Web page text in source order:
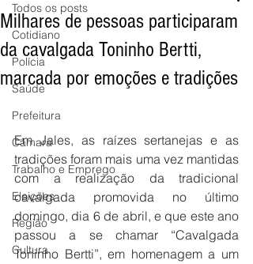
Todos os posts
Cotidiano
Polícia
Saúde
Prefeitura
Câmara
Trabalho e Emprego
Eleições
Região
Cultura
Milhares de pessoas participaram
da cavalgada Toninho Bertti,
marcada por emoções e tradições
Em Jales, as raízes sertanejas e as
tradições foram mais uma vez mantidas
com a realização da tradicional
cavalgada promovida no último
domingo, dia 6 de abril, e que este ano
passou a se chamar “Cavalgada
Toninho Bertti”, em homenagem a um